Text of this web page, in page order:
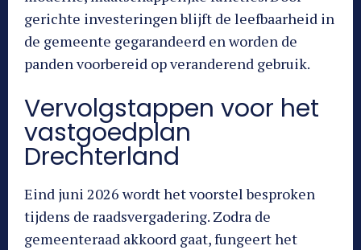
gerichte investeringen blijft de leefbaarheid in
de gemeente gegarandeerd en worden de
panden voorbereid op veranderend gebruik.
Vervolgstappen voor het
vastgoedplan
Drechterland
Eind juni 2026 wordt het voorstel besproken
tijdens de raadsvergadering. Zodra de
gemeenteraad akkoord gaat, fungeert het